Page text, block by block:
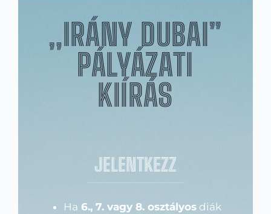
„IRÁNY DUBAI”
PÁLYÁZATI
KIÍRÁS
JELENTKEZZ
Ha 6., 7. vagy 8. osztályosdiák